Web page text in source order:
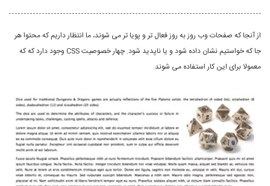
از آنجا که صفحات وب روز به روز فعال تر و پویا تر می شوند، ما انتظار داریم که محتوا هر
جا که خواستیم نشان داده شود و یا ناپدید شود. چهار خصوصیت CSS وجود دارد که که
معمولا برای این کار استفاده می شوند.